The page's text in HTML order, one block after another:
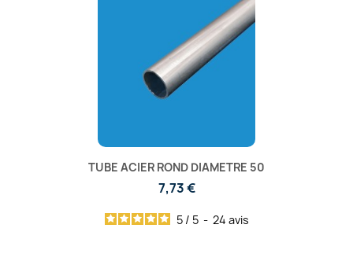
TUBE ACIER ROND DIAMETRE 50
7,73 €
5 / 5 - 24 avis